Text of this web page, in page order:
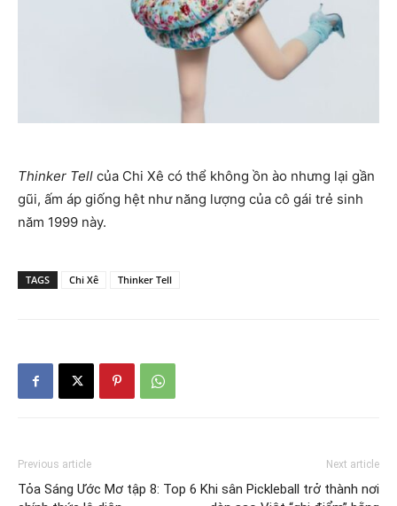
Thinker Tell của Chi Xê có thể không ồn ào nhưng lại gần
gũi, ấm áp giống hệt như năng lượng của cô gái trẻ sinh
năm 1999 này.
TAGS Chi Xê Thinker Tell
Previous article
Tỏa Sáng Ước Mơ tập 8: Top 6
Next article
Khi sân Pickleball trở thành nơi